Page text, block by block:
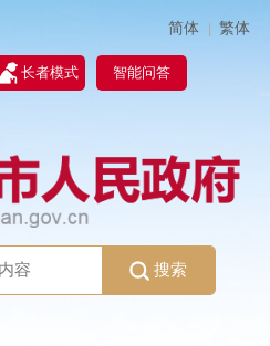
简体 | 繁体
长者模式 智能问答
搜索